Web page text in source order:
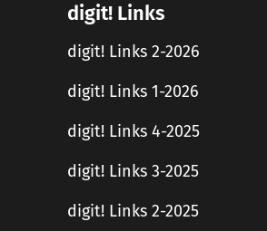
digit! Links
digit! Links 2-2026
digit! Links 1-2026
digit! Links 4-2025
digit! Links 3-2025
digit! Links 2-2025